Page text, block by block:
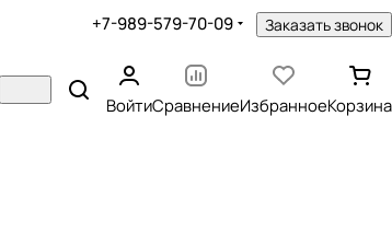
+7-989-579-70-09 Заказать звонок
ВойтиСравнениеИзбранноеКорзина